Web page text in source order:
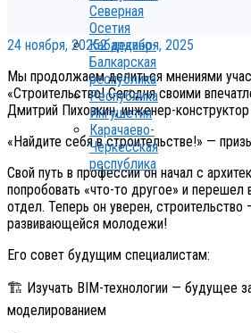
Северная
Осетия
Кабардино-
Балкарская
республика
Республика
Ингушетия
Карачаево-
Черкесская
республика
24 ноября, 20252 декабря, 2025
Мы продолжаем делиться мнениями
«Строительство! Сегодня своими
Дмитрий Пиховкин, инженер-
«Найдите себя в строительстве!» —
Свой путь в профессии он начал с
попробовать «что-то другое» и перешел
отдел. Теперь он уверен,
развивающейся молодежи!
Его совет будущим специалистам:
🏗 Изучать BIM-технологии — будущее
моделированием